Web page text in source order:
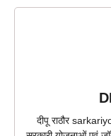
दीपू राठौर